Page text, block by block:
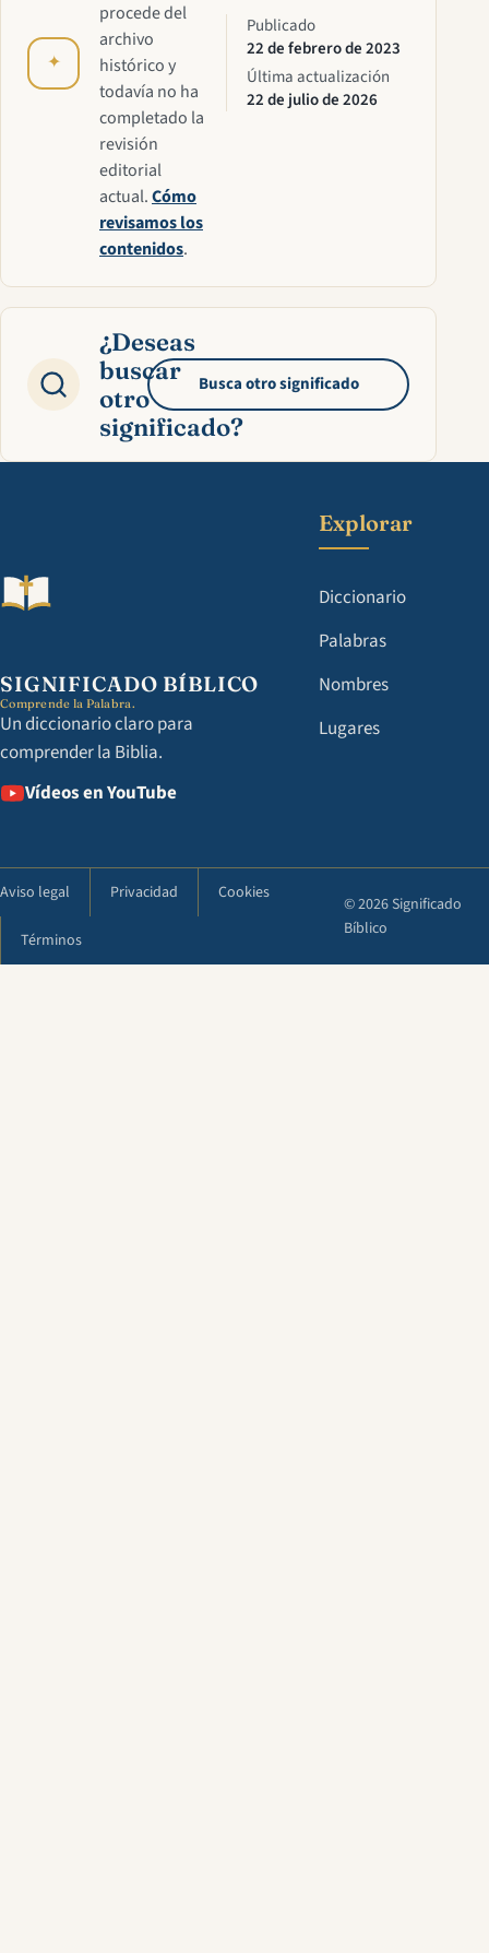
✦
procede del
archivo
histórico y
todavía no ha
completado la
revisión
editorial
actual.Cómo
revisamos los
contenidos.
Publicado
22 de febrero de 2023
Última actualización
22 de julio de 2026
¿Deseas
buscar
otro
significado?
Busca otro significado
SIGNIFICADO BÍBLICO
Comprende la Palabra.
Un diccionario claro para
comprender la Biblia.
Vídeos en YouTube
Explorar
Diccionario
Palabras
Nombres
Lugares
Aviso legal Privacidad Cookies
Términos
© 2026 Significado
Bíblico